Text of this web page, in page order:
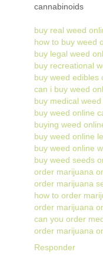
cannabinoids
buy real weed
how to buy weed
buy legal weed
buy recreational
buy weed edibles
can i buy weed
buy medical weed
buy weed online
buying weed
buy weed online
buy weed online
buy weed seeds
order marijuana
order marijuana
how to order
order marijuana
can you order
order marijuana
Responder